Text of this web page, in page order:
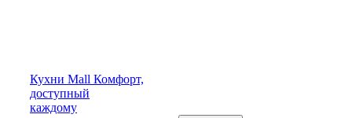
Кухни Mall Комфорт,
доступный
каждому